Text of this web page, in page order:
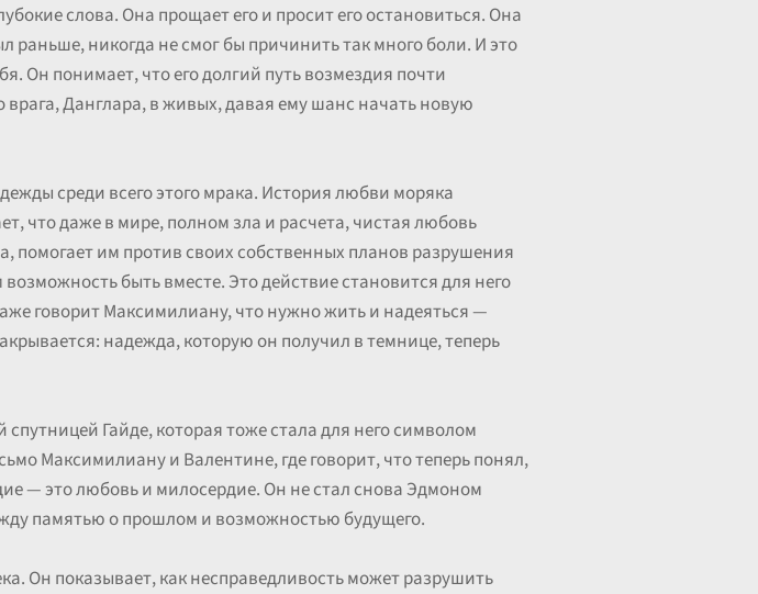
слова. Она прощает его и просит его остановиться. Она
раньше, никогда не смог бы причинить так много боли. И это
Он понимает, что его долгий путь возмездия почти
Данглара, в живых, давая ему шанс начать новую
среди всего этого мрака. История любви моряка
что даже в мире, полном зла и расчета, чистая любовь
помогает им против своих собственных планов разрушения
быть вместе. Это действие становится для него
говорит Максимилиану, что нужно жить и надеяться —
надежда, которую он получил в темнице, теперь
Гайде, которая тоже стала для него символом
Максимилиану и Валентине, где говорит, что теперь понял,
— это любовь и милосердие. Он не стал снова Эдмоном
памятью о прошлом и возможностью будущего.
Он показывает, как несправедливость может разрушить